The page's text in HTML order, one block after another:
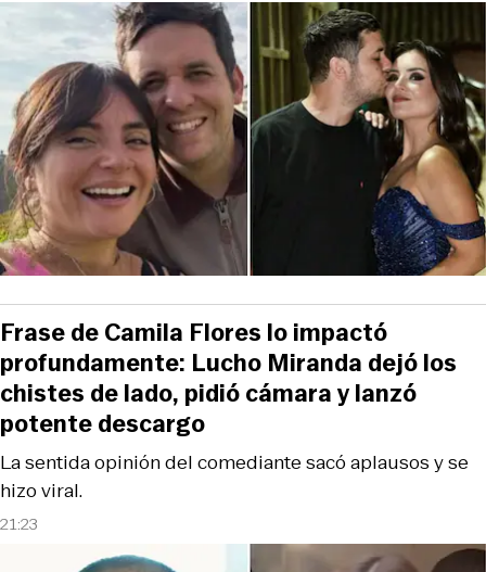
21:23
La sentida opinión del comediante sacó aplausos y se
hizo viral.
Frase de Camila Flores lo impactó
profundamente: Lucho Miranda dejó los
chistes de lado, pidió cámara y lanzó
potente descargo